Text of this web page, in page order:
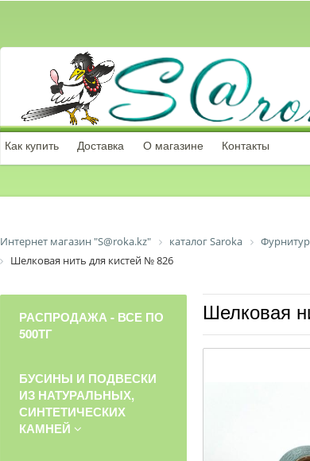
Как купить Доставка О магазине Контакты
Интернет магазин "S@roka.kz" каталог Saroka
Шелковая нить для кистей № 826
Шелковая
РАСПРОДАЖА - ВСЕ ПО
500ТГ
БУСИНЫ И ПОДВЕСКИ
ИЗ НАТУРАЛЬНЫХ,
СИНТЕТИЧЕСКИХ
КАМНЕЙ